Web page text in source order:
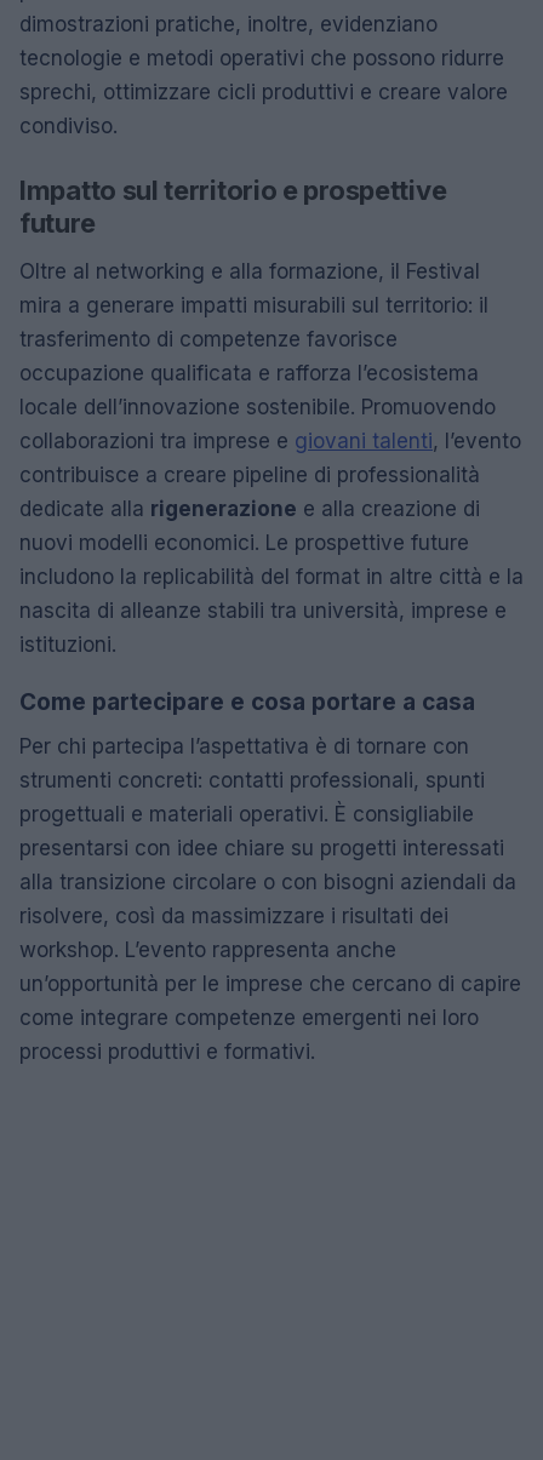
dimostrazioni pratiche, inoltre, evidenziano
tecnologie e metodi operativi che possono ridurre
sprechi, ottimizzare cicli produttivi e creare valore
condiviso.
Impatto sul territorio e prospettive
future
Oltre al networking e alla formazione, il Festival
mira a generare impatti misurabili sul territorio: il
trasferimento di competenze favorisce
occupazione qualificata e rafforza l’ecosistema
locale dell’innovazione sostenibile. Promuovendo
collaborazioni tra imprese e giovani talenti, l’evento
contribuisce a creare pipeline di professionalità
dedicate alla rigenerazione e alla creazione di
nuovi modelli economici. Le prospettive future
includono la replicabilità del format in altre città e la
nascita di alleanze stabili tra università, imprese e
istituzioni.
Come partecipare e cosa portare a casa
Per chi partecipa l’aspettativa è di tornare con
strumenti concreti: contatti professionali, spunti
progettuali e materiali operativi. È consigliabile
presentarsi con idee chiare su progetti interessati
alla transizione circolare o con bisogni aziendali da
risolvere, così da massimizzare i risultati dei
workshop. L’evento rappresenta anche
un’opportunità per le imprese che cercano di capire
come integrare competenze emergenti nei loro
processi produttivi e formativi.